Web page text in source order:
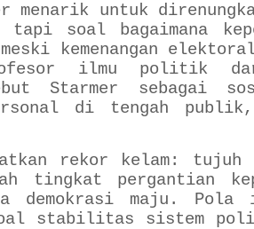
menarik untuk
soal bagaimana
kemenangan
ilmu politik
Starmer sebagai
di tengah
rekor kelam: tujuh
tingkat pergantian
demokrasi maju. Pola
stabilitas sistem